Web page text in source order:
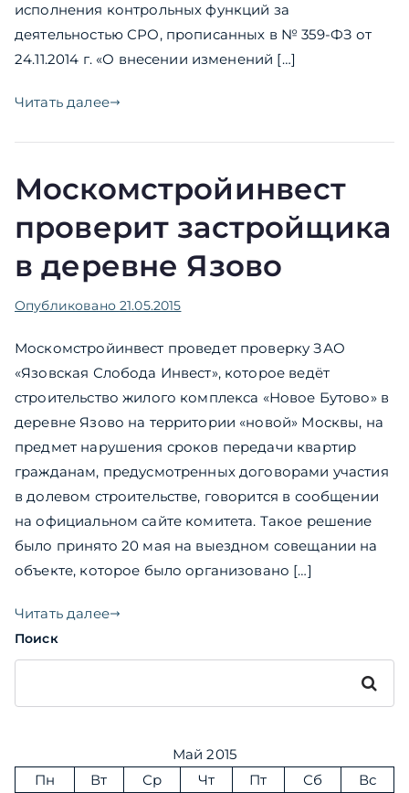
исполнения контрольных функций за
деятельностью СРО, прописанных в № 359-ФЗ от
24.11.2014 г. «О внесении изменений […]
Читать далее
Москомстройинвест
проверит застройщика
в деревне Язово
Опубликовано 21.05.2015
Москомстройинвест проведет проверку ЗАО
«Язовская Слобода Инвест», которое ведёт
строительство жилого комплекса «Новое Бутово» в
деревне Язово на территории «новой» Москвы, на
предмет нарушения сроков передачи квартир
гражданам, предусмотренных договорами участия
в долевом строительстве, говорится в сообщении
на официальном сайте комитета. Такое решение
было принято 20 мая на выездном совещании на
объекте, которое было организовано […]
Читать далее
Поиск
Поиск
Май 2015
Пн
Вт Ср Чт Пт Сб
Вс